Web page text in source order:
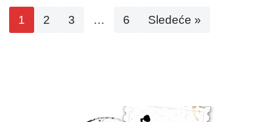
1 2 3 … 6 Sledeće »